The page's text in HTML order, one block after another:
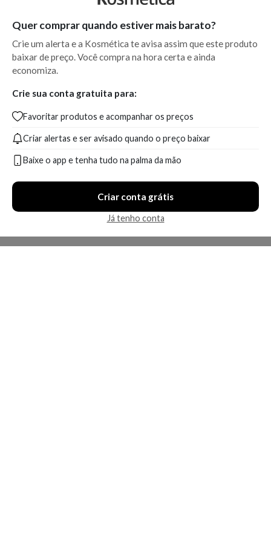
Quer comprar quando estiver mais barato?
Crie um alerta e a Kosmética te avisa assim que este produto
baixar de preço. Você compra na hora certa e ainda
economiza.
Crie sua conta gratuita para:
Favoritar produtos e acompanhar os preços
Criar alertas e ser avisado quando o preço baixar
Baixe o app e tenha tudo na palma da mão
Criar conta grátis
Já tenho conta